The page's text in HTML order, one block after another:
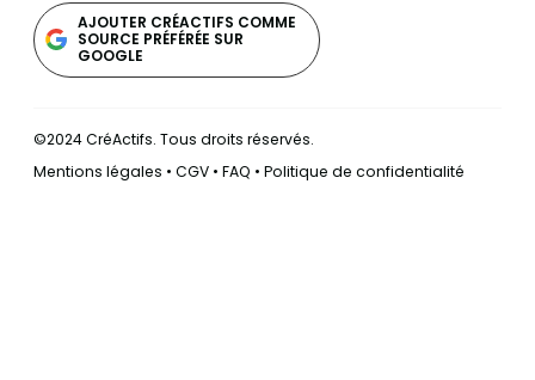
AJOUTER CRÉACTIFS COMME
SOURCE PRÉFÉRÉE SUR
GOOGLE
©2024 CréActifs. Tous droits réservés.
Mentions légales • CGV • FAQ • Politique de confidentialité